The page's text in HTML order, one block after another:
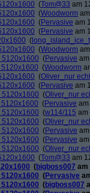
(Tom@33 am
(Woodworm
(Pervasive am
(Pervasive am
(
(Woodworm
5120x1600 (Pervasive
5120x1600 (Woodworm
(Oliver_nur
(Pervasive am
5120x1600 (Oliver_nur
5120x1600 (Pervasive
5120x1600 (w114/115 am
5120x1600 (Oliver_nur
5120x1600 (Pervasive
5120x1600 (Pervasive
5120x1600 (Oliver_nur
(Tom@33 am
(bigboss007 am
(Pervasive
(bigboss007